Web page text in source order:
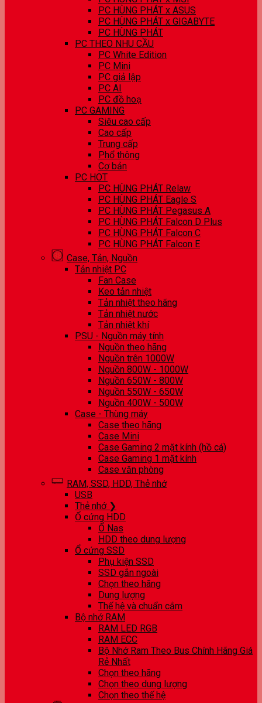
PC HÙNG PHÁT x ASUS
PC HÙNG PHÁT x GIGABYTE
PC HÙNG PHÁT
PC THEO NHU CẦU
PC White Edition
PC Mini
PC giả lập
PC AI
PC đồ hoạ
PC GAMING
Siêu cao cấp
Cao cấp
Trung cấp
Phổ thông
Cơ bản
PC HOT
PC HÙNG PHÁT Relaw
PC HÙNG PHÁT Eagle S
PC HÙNG PHÁT Pegasus A
PC HÙNG PHÁT Falcon D Plus
PC HÙNG PHÁT Falcon C
PC HÙNG PHÁT Falcon E
Case, Tản, Nguồn
Tản nhiệt PC
Fan Case
Keo tản nhiệt
Tản nhiệt theo hãng
Tản nhiệt nước
Tản nhiệt khí
PSU - Nguồn máy tính
Nguồn theo hãng
Nguồn trên 1000W
Nguồn 800W - 1000W
Nguồn 650W - 800W
Nguồn 550W - 650W
Nguồn 400W - 500W
Case - Thùng máy
Case theo hãng
Case Mini
Case Gaming 2 mặt kính (hồ cá)
Case Gaming 1 mặt kính
Case văn phòng
RAM, SSD, HDD, Thẻ nhớ
USB
Thẻ nhớ ❯
Ổ cứng HDD
Ổ Nas
HDD theo dung lượng
Ổ cứng SSD
Phụ kiện SSD
SSD gắn ngoài
Chọn theo hãng
Dung lượng
Thế hệ và chuẩn cắm
Bộ nhớ RAM
RAM LED RGB
RAM ECC
Bộ Nhớ Ram Theo Bus Chính Hãng Giá
Rẻ Nhất
Chọn theo hãng
Chọn theo dung lượng
Chọn theo thế hệ